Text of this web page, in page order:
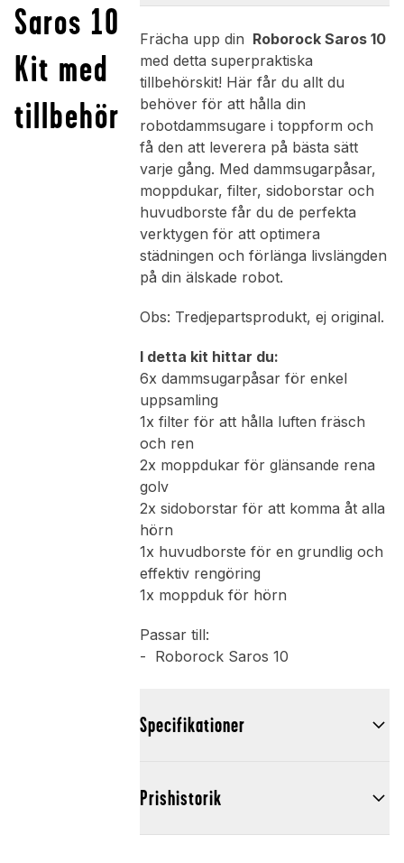
Saros 10
Kit med
tillbehör
Frächa upp din Roborock Saros 10
med detta superpraktiska
tillbehörskit! Här får du allt du
behöver för att hålla din
robotdammsugare i toppform och
få den att leverera på bästa sätt
varje gång. Med dammsugarpåsar,
moppdukar, filter, sidoborstar och
huvudborste får du de perfekta
verktygen för att optimera
städningen och förlänga livslängden
på din älskade robot.
Obs: Tredjepartsprodukt, ej original.
I detta kit hittar du:
6x dammsugarpåsar för enkel
uppsamling
1x filter för att hålla luften fräsch
och ren
2x moppdukar för glänsande rena
golv
2x sidoborstar för att komma åt alla
hörn
1x huvudborste för en grundlig och
effektiv rengöring
1x moppduk för hörn
Passar till:
- Roborock Saros 10
Specifikationer
Prishistorik